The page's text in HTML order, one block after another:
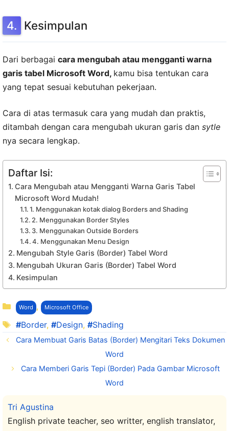
Kesimpulan
Dari berbagai cara mengubah atau mengganti warna
garis tabel Microsoft Word, kamu bisa tentukan cara
yang tepat sesuai kebutuhan pekerjaan.
Cara di atas termasuk cara yang mudah dan praktis,
ditambah dengan cara mengubah ukuran garis dan sytle
nya secara lengkap.
Daftar Isi:
Cara Mengubah atau Mengganti Warna Garis Tabel
Microsoft Word Mudah!
1. Menggunakan kotak dialog Borders and Shading
2. Menggunakan Border Styles
3. Menggunakan Outside Borders
4. Menggunakan Menu Design
Mengubah Style Garis (Border) Tabel Word
Mengubah Ukuran Garis (Border) Tabel Word
Kesimpulan
Kategori
Word , Microsoft Office
Tag
Border, Design, Shading
Cara Membuat Garis Batas (Border) Mengitari Teks Dokumen
Word
Cara Memberi Garis Tepi (Border) Pada Gambar Microsoft
Word
Tri Agustina
English private teacher, seo writter, english translator,